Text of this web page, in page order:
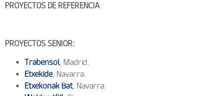
PROYECTOS DE REFERENCIA
PROYECTOS SENIOR:
Trabensol, Madrid.
Etxekide, Navarra.
Etxekonak Bat, Navarra.